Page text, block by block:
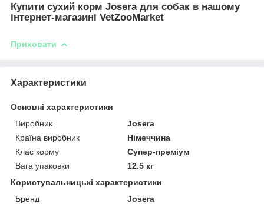
Купити сухий корм Josera для собак в нашому
інтернет-магазині VetZooMarket
Приховати
Характеристики
Основні характеристики
Виробник
Josera
Країна виробник
Німеччина
Клас корму
Супер-преміум
Вага упаковки
12.5 кг
Користувальницькі характеристики
Бренд
Josera